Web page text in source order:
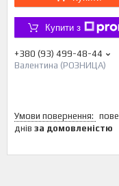
Купити з
+380 (93) 499-48-44
Валентина (РОЗНИЦА)
днів за домовленістю